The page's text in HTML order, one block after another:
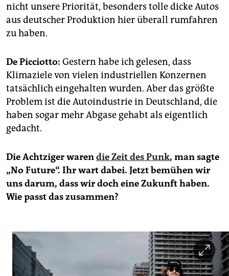
nicht unsere Priorität, besonders tolle dicke Autos
aus deutscher Produktion hier überall rumfahren
zu haben.
De Picciotto: Gestern habe ich gelesen, dass
Klimaziele von vielen industriellen Konzernen
tatsächlich eingehalten wurden. Aber das größte
Problem ist die Autoindustrie in Deutschland, die
haben sogar mehr Abgase gehabt als eigentlich
gedacht.
Die Achtziger warendie Zeit des Punk, man sagte
„No Future“. Ihr wart dabei. Jetzt bemühen wir
uns darum, dass wir doch eine Zukunft haben.
Wie passt das zusammen?